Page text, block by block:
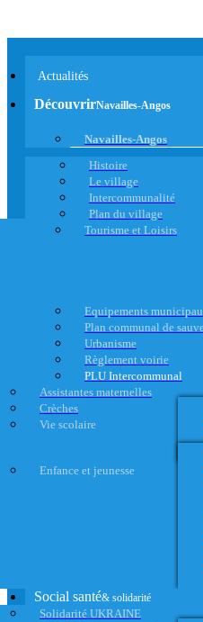
Actualités
DécouvrirNavailles-Angos
Navailles-Angos
Histoire
Le village
Intercommunalité
Plan du village
Tourisme et Loisirs
Equipements
Plan communal de
Urbanisme
Règlement voirie
PLU Intercommunal
Assistantes maternelles
Crèches
Vie scolaire
Enfance et jeunesse
Social santé& solidarité
Solidarité UKRAINE